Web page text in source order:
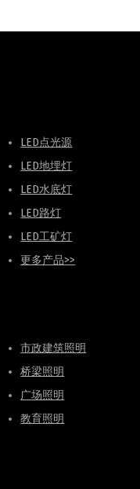
LED点光源
LED地埋灯
LED水底灯
LED路灯
LED工矿灯
更多产品>>
市政建筑照明
桥梁照明
广场照明
教育照明